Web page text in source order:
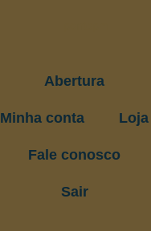
Abertura
Minha conta Loja
Fale conosco
Sair